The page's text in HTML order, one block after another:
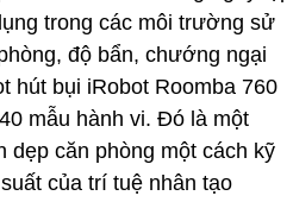
trong các môi trường sử
độ bẩn, chướng ngại
hút bụi iRobot Roomba 760
mẫu hành vi. Đó là một
dẹp căn phòng một cách kỹ
của trí tuệ nhân tạo